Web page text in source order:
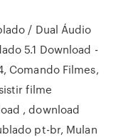
/ Dual Áudio
5.1 Download -
Comando Filmes,
filme
, download
pt-br, Mulan